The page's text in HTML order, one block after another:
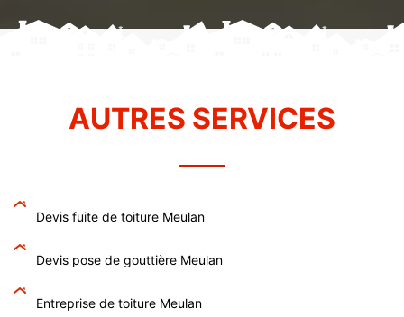
AUTRES SERVICES
Devis fuite de toiture Meulan
Devis pose de gouttière Meulan
Entreprise de toiture Meulan